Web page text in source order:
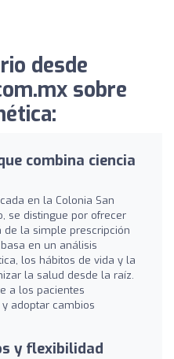
desde
sobre
combina ciencia
en la Colonia San
se distingue por ofrecer
la simple prescripción
en un análisis
los hábitos de vida y la
la salud desde la raíz.
a los pacientes
adoptar cambios
y flexibilidad